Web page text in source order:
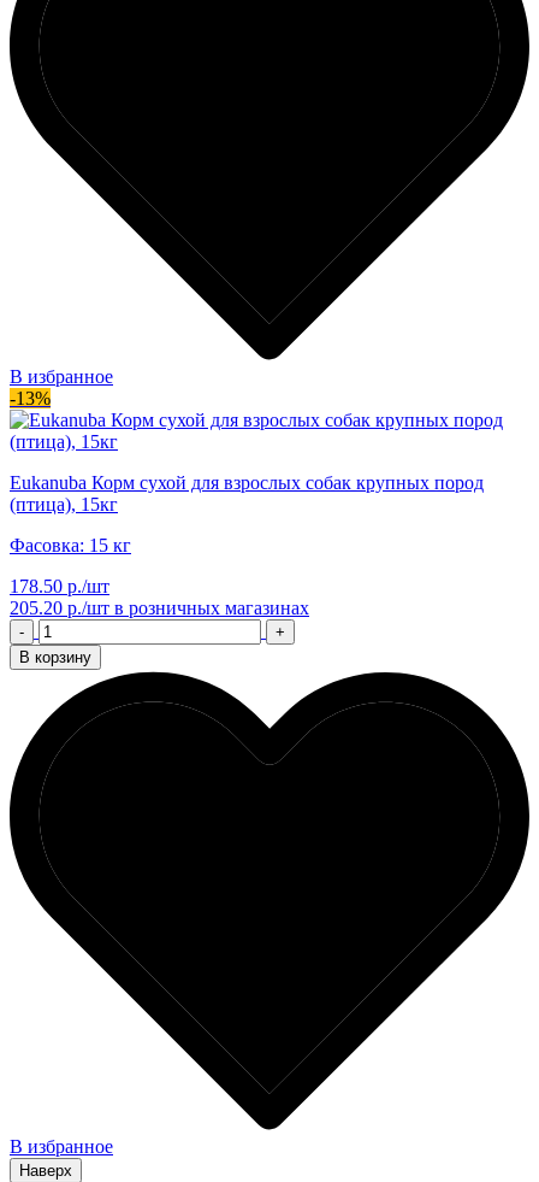
В избранное
-13%
Eukanuba Корм сухой для взрослых собак крупных пород
(птица), 15кг
Фасовка: 15 кг
178.50 р./шт
205.20 р./шт в розничных магазинах
-
+
В корзину
В избранное
Наверх